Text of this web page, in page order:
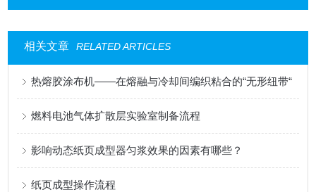
相关文章 RELATED ARTICLES
热熔胶涂布机——在熔融与冷却间编织粘合的“无形纽带“
燃料电池气体扩散层实验室制备流程
影响动态纸页成型器匀浆效果的因素有哪些？
纸页成型操作流程